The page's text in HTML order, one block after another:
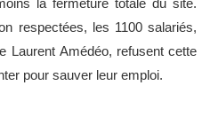
la fermeture totale du site.
respectées, les 1100 salariés,
Laurent Amédéo, refusent cette
pour sauver leur emploi.